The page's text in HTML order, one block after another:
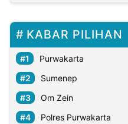
KABAR PILIHAN
Purwakarta
Sumenep
Om Zein
Polres Purwakarta